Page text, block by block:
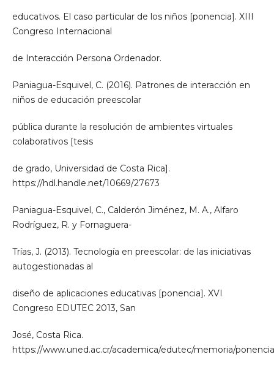
educativos. El caso particular de los niños [ponencia]. XIII
Congreso Internacional
de Interacción Persona Ordenador.
Paniagua-Esquivel, C. (2016). Patrones de interacción en
niños de educación preescolar
pública durante la resolución de ambientes virtuales
colaborativos [tesis
de grado, Universidad de Costa Rica].
https://hdl.handle.net/10669/27673
Paniagua-Esquivel, C., Calderón Jiménez, M. A., Alfaro
Rodríguez, R. y Fornaguera-
Trías, J. (2013). Tecnología en preescolar: de las iniciativas
autogestionadas al
diseño de aplicaciones educativas [ponencia]. XVI
Congreso EDUTEC 2013, San
José, Costa Rica.
https://www.uned.ac.cr/academica/edutec/memoria/